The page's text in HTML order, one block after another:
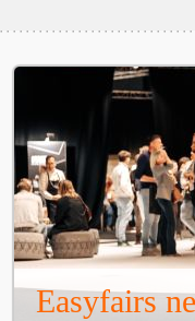
Easyfairs